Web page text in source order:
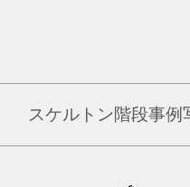
スケルトン階段事例